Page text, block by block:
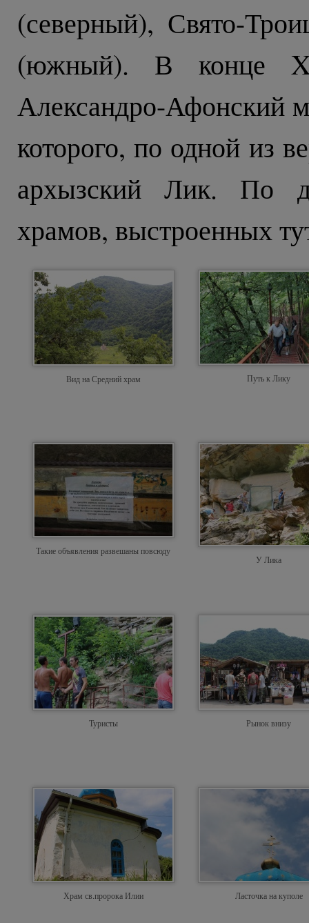
(северный), Свято-
(южный). В конце
Александро-Афонский
которого, по одной из
архызский Лик. По
храмов, выстроенных
Вид на Средний храм Путь к Лику
Такие объявления развешаны повсюду
У Лика
Туристы Рынок внизу
Храм св.пророка Илии Ласточка на куполе